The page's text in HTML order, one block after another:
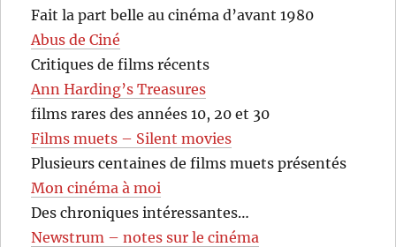
Fait la part belle au cinéma d’avant 1980
Abus de Ciné
Critiques de films récents
Ann Harding’s Treasures
films rares des années 10, 20 et 30
Films muets – Silent movies
Plusieurs centaines de films muets présentés
Mon cinéma à moi
Des chroniques intéressantes…
Newstrum – notes sur le cinéma